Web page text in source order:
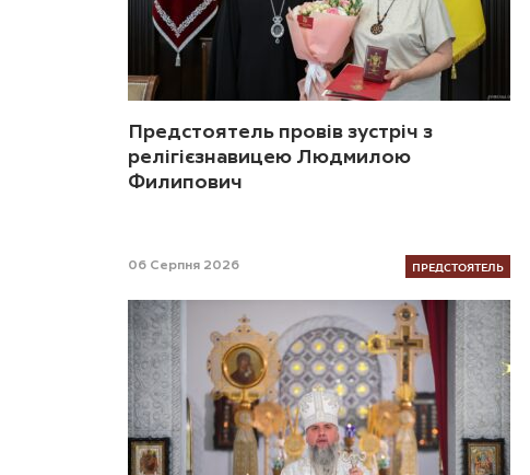
Предстоятель провів зустріч з
релігієзнавицею Людмилою
Филипович
06 Серпня 2026 ПРЕДСТОЯТЕЛЬ